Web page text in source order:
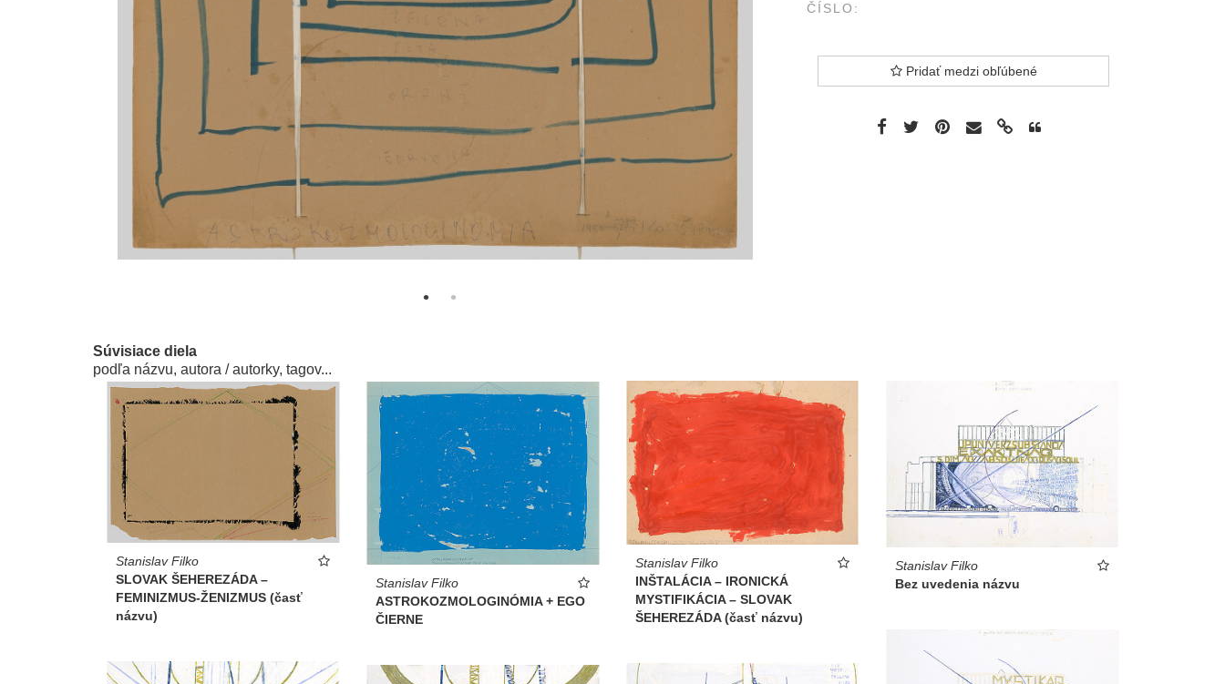
ČÍSLO:
Pridať medzi obľúbené
Súvisiace diela
podľa názvu, autora / autorky, tagov...
Stanislav Filko
SLOVAK ŠEHEREZÁDA –
FEMINIZMUS-ŽENIZMUS (časť
názvu)
Stanislav Filko
ASTROKOZMOLOGINÓMIA + EGO
ČIERNE
Stanislav Filko
INŠTALÁCIA – IRONICKÁ
MYSTIFIKÁCIA – SLOVAK
ŠEHEREZÁDA (časť názvu)
Stanislav Filko
Bez uvedenia názvu